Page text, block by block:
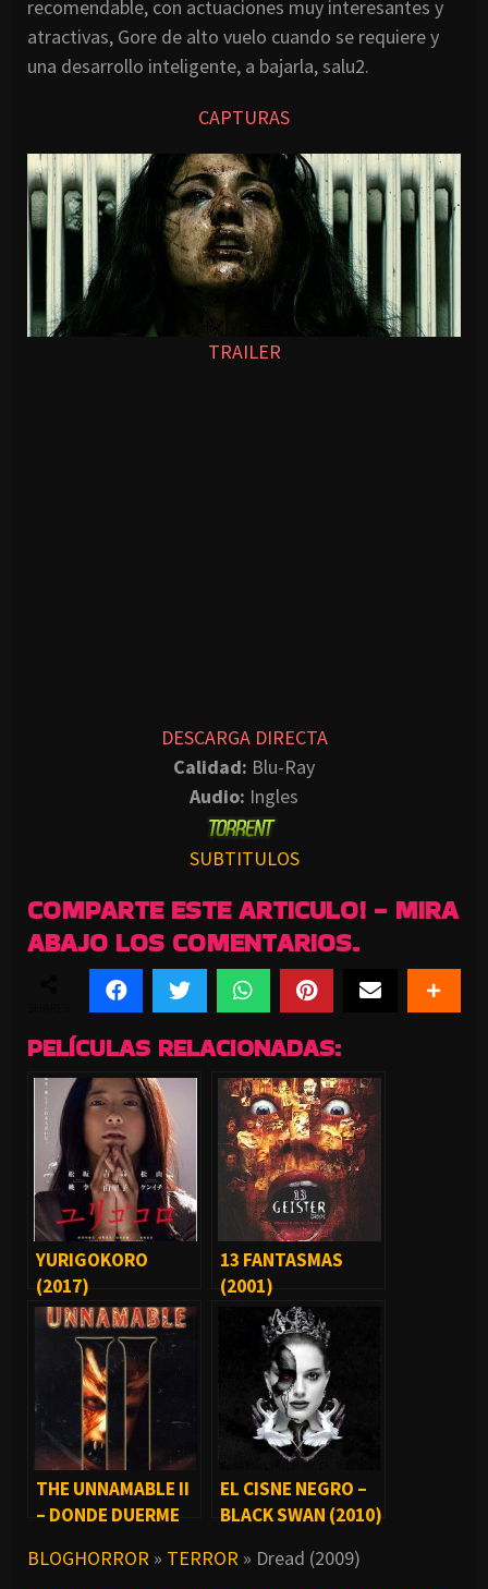
recomendable, con actuaciones muy interesantes y
atractivas, Gore de alto vuelo cuando se requiere y
una desarrollo inteligente, a bajarla, salu2.
CAPTURAS
TRAILER
DESCARGA DIRECTA
Calidad: Blu-Ray
Audio: Ingles
SUBTITULOS
COMPARTE ESTE ARTICULO! - MIRA
ABAJO LOS COMENTARIOS.
PELÍCULAS RELACIONADAS:
YURIGOKORO
(2017)
13 FANTASMAS
(2001)
THE UNNAMABLE II
– DONDE DUERME
(1992)
EL CISNE NEGRO –
BLACK SWAN (2010)
BLOGHORROR » TERROR » Dread (2009)